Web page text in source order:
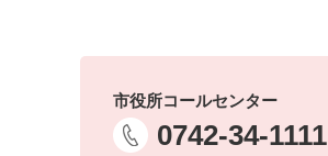
市役所コールセンター
0742-34-1111